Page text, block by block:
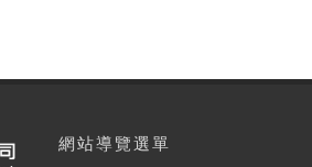
網站導覽選單